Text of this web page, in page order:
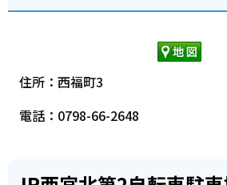
住所：西福町3
電話：0798-66-2648